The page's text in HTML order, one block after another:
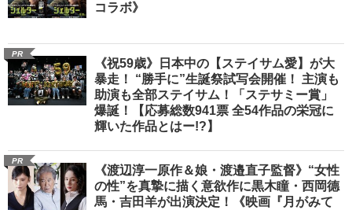
コラボ》
PR
《祝59歳》日本中の【ステイサム愛】が大
暴走！ “勝手に”生誕祭試写会開催！ 主演も
助演も全部ステイサム！「ステサミー賞」
爆誕！【応募総数941票 全54作品の栄冠に
輝いた作品とはー!?】
PR
《渡辺淳一原作＆娘・渡邉直子監督》“女性
の性”を真摯に描く意欲作に黒木瞳・西岡德
馬・吉田羊が出演決定！《映画『月がみて